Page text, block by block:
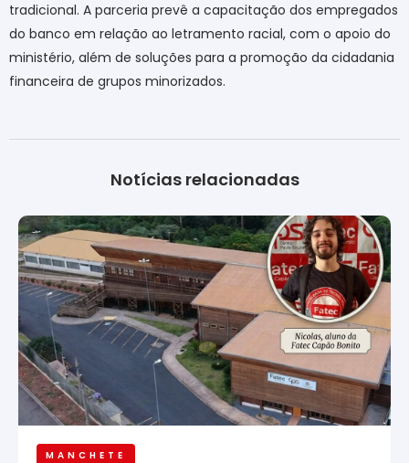
tradicional. A parceria prevê a capacitação dos empregados
do banco em relação ao letramento racial, com o apoio do
ministério, além de soluções para a promoção da cidadania
financeira de grupos minorizados.
Notícias relacionadas
MANCHETE